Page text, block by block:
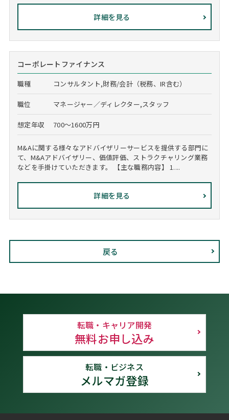
詳細を見る
コーポレートファイナンス
職種 コンサルタント,財務/会計（税務、IR含む）
職位 マネージャー／ディレクター,スタッフ
想定年収 700～1600万円
M&Aに関する様々なアドバイザリーサービスを提供する部門に
て、M&Aアドバイザリー、価値評価、ストラクチャリング業務
などを手掛けていただきます。 【主な職務内容】 1....
詳細を見る
戻る
転職・キャリア開発
無料お申し込み
転職・ビジネス
メルマガ登録